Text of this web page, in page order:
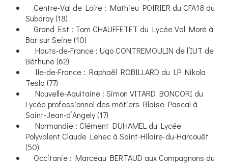
Centre-Val de Loire : Mathieu POIRIER du CFA18 du
Subdray (18)
Grand Est : Tom CHAUFFETET du Lycée Val Moré à
Bar sur Seine (10)
Hauts-de-France : Ugo CONTREMOULIN de l’IUT de
Béthune (62)
Ile-de-France : Raphaël ROBILLARD du LP Nikola
Tesla (77)
Nouvelle-Aquitaine : Simon VITARD BONCORI du
Lycée professionnel des métiers Blaise Pascal à
Saint-Jean-d’Angely (17)
Normandie : Clément DUHAMEL du Lycée
Polyvalent Claude Lehec à Saint-Hilaire-du-Harcouët
(50)
Occitanie : Marceau BERTAUD aux Compagnons du